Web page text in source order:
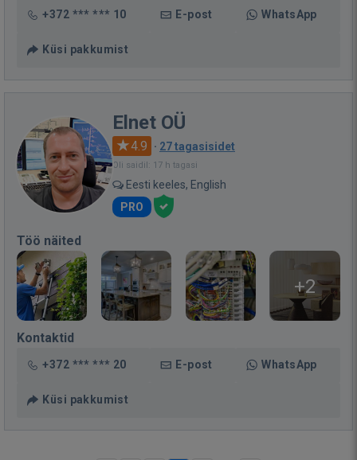
+372 *** *** 10 E-post WhatsApp
Küsi pakkumist
Elnet OÜ
4.9 · 27 tagasisidet
Oli saidil: 17 h tagasi
Eesti keeles, English
PRO
Töö näited
+2
Kontaktid
+372 *** *** 20 E-post WhatsApp
Küsi pakkumist